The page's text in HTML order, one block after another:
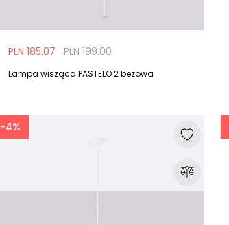
PLN 199.00
PLN 185.07
Lampa wisząca PASTELO 2 beżowa
-4%